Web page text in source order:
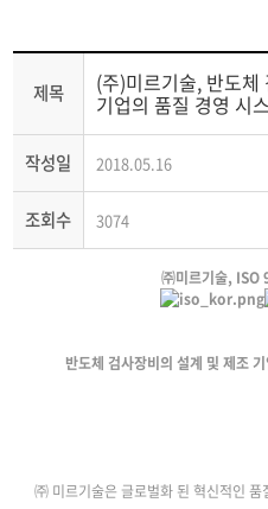
제목 (주)미르기술, 반도
기업의 품질 경영 시
작성일 2018.05.16
조회수 3074
㈜미르기술, ISO
반도체 검사장비의 설계 및 제조
㈜ 미르기술은 글로벌화 된 혁신적인